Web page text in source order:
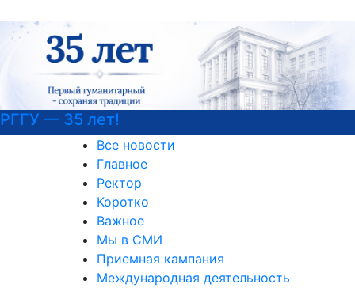
Национальные проекты России
Все новости
Главное
Ректор
Коротко
Важное
Мы в СМИ
Приемная кампания
Международная деятельность